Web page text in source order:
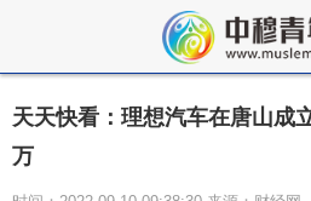
天天快看：理想汽车在唐山成
万